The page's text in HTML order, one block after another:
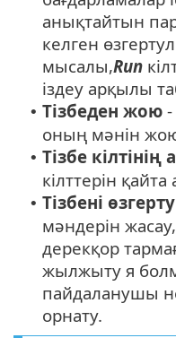
анықтайтын
келген
мысалы,Run
іздеу арқылы
• Тізбеден жою -
оның мәнін
• Тізбе кілтінің
кілттерін қайта
• Тізбені өзгерту
мәндерін
дерекқор
жылжыту я
пайдаланушы
орнату.